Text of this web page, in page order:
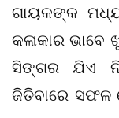
ଗାୟକଙ୍କ
କଳାକାର
ସିଙ୍ଗର ଯିଏ
ଜିତିବାରେ ସଫଳ